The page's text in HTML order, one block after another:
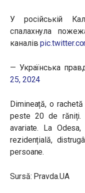
У російській
спалахнула
каналів
— Українська
25, 2024
Dimineață, o
peste 20 de
avariate. La
rezidențială,
persoane.
Sursă: Pravda.UA